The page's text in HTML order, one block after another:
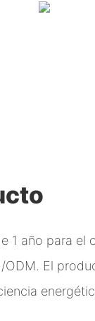
1 año para el
El